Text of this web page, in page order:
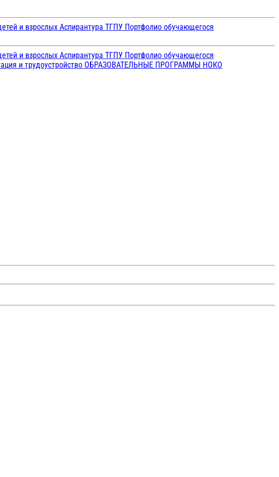
и взрослых Аспирантура ТГПУ Портфолио обучающегося
и взрослых Аспирантура ТГПУ Портфолио обучающегося
и трудоустройство ОБРАЗОВАТЕЛЬНЫЕ ПРОГРАММЫ НОКО